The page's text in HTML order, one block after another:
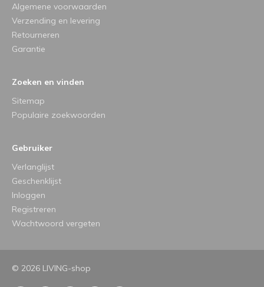
Algemene voorwaarden
Verzending en levering
Retourneren
Garantie
Zoeken en vinden
Sitemap
Populaire zoekwoorden
Gebruiker
Verlanglijst
Geschenklijst
Inloggen
Registreren
Wachtwoord vergeten
© 2026 LIVING-shop